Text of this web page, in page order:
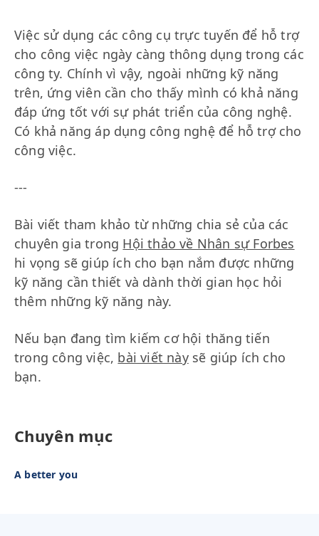
Việc sử dụng các công cụ trực tuyến để hỗ trợ
cho công việc ngày càng thông dụng trong các
công ty. Chính vì vậy, ngoài những kỹ năng
trên, ứng viên cần cho thấy mình có khả năng
đáp ứng tốt với sự phát triển của công nghệ.
Có khả năng áp dụng công nghệ để hỗ trợ cho
công việc.
---
Bài viết tham khảo từ những chia sẻ của các
chuyên gia trong Hội thảo về Nhân sự Forbes
hi vọng sẽ giúp ích cho bạn nắm được những
kỹ năng cần thiết và dành thời gian học hỏi
thêm những kỹ năng này.
Nếu bạn đang tìm kiếm cơ hội thăng tiến
trong công việc, bài viết nàysẽ giúp ích cho
bạn.
Chuyên mục
A better you